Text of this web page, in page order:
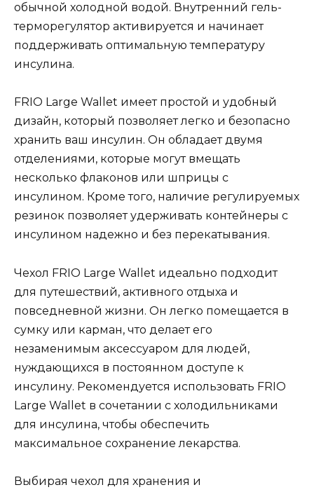
обычной холодной водой. Внутренний гель-
терморегулятор активируется и начинает
поддерживать оптимальную температуру
инсулина.
FRIO Large Wallet имеет простой и удобный
дизайн, который позволяет легко и безопасно
хранить ваш инсулин. Он обладает двумя
отделениями, которые могут вмещать
несколько флаконов или шприцы с
инсулином. Кроме того, наличие регулируемых
резинок позволяет удерживать контейнеры с
инсулином надежно и без перекатывания.
Чехол FRIO Large Wallet идеально подходит
для путешествий, активного отдыха и
повседневной жизни. Он легко помещается в
сумку или карман, что делает его
незаменимым аксессуаром для людей,
нуждающихся в постоянном доступе к
инсулину. Рекомендуется использовать FRIO
Large Wallet в сочетании с холодильниками
для инсулина, чтобы обеспечить
максимальное сохранение лекарства.
Выбирая чехол для хранения и